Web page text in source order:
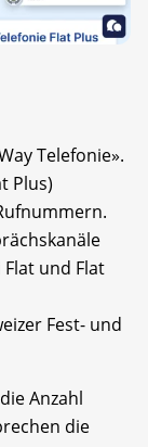
Telefonie».
Plus)
und Flat
Fest- und
Anzahl
die